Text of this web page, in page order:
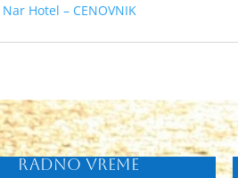
Hotel – CENOVNIK
Radno vreme